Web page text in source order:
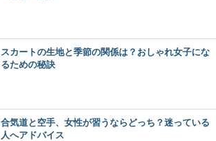
スカートの生地と季節の関係は？おしゃれ女子にな
るための秘訣
合気道と空手、女性が習うならどっち？迷っている
人へアドバイス